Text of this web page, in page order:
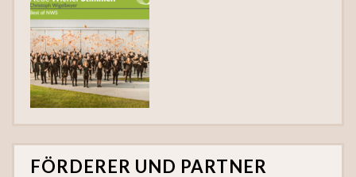
FÖRDERER UND PARTNER